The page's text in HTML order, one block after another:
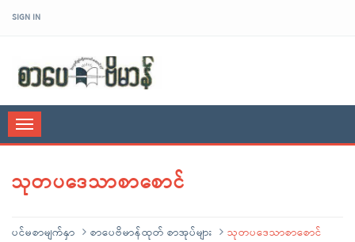
SIGN IN
Toggle
navigation
သုတပဒေသာစာစောင်
ပင်မစာမျက်နှာ စာပေဗိမာန်ထုတ် စာအုပ်များ သုတပဒေသာစာစောင်